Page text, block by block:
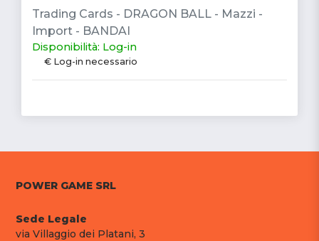
Trading Cards - DRAGON BALL - Mazzi -
Import - BANDAI
Disponibilità: Log-in
€ Log-in necessario
POWER GAME SRL
Sede Legale
via Villaggio dei Platani, 3